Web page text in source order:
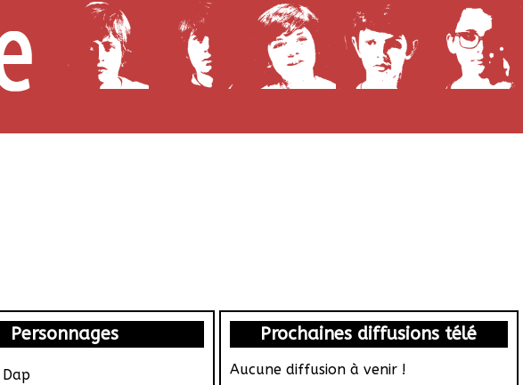
Personnages
Dap
Prochaines diffusions télé
Aucune diffusion à venir !